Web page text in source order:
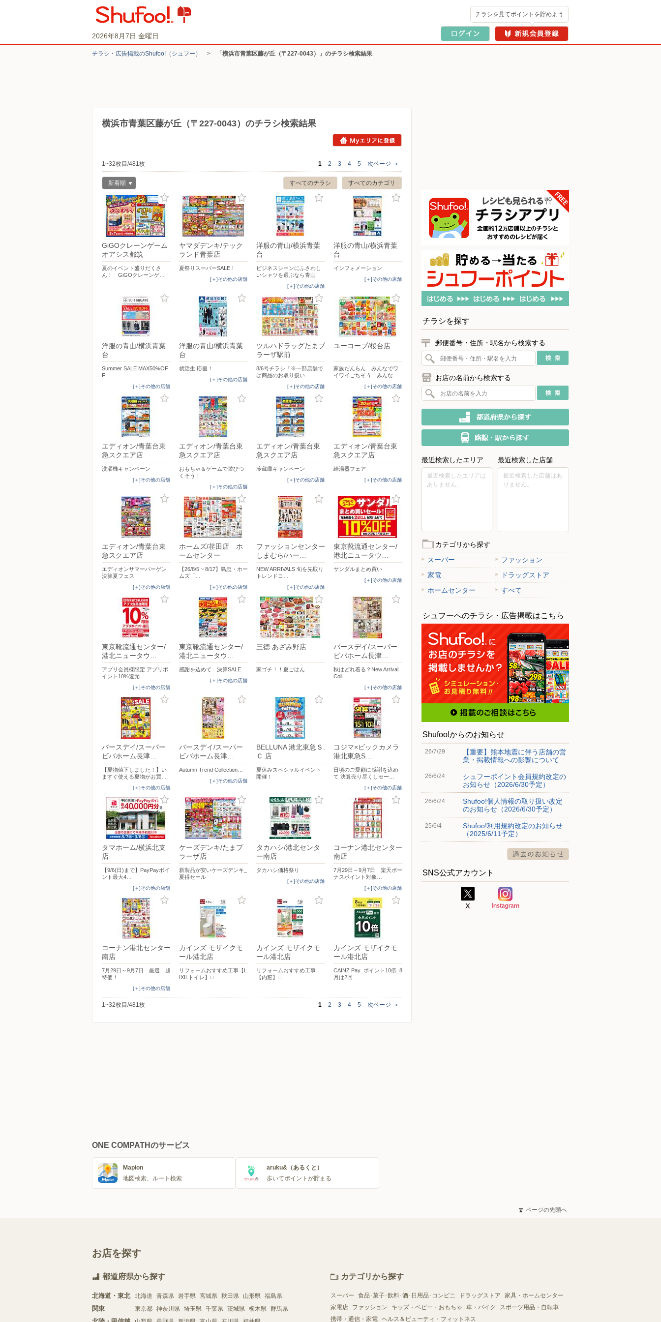
2026年8月7日 金曜日
チラシを見てポイントを貯めよう
チラシ・​広告掲載の​Shufoo!​（シュフー） > 「横浜市青葉区藤が丘（〒227-0043）」のチラシ検索結果
横浜市青葉区藤が丘（〒227-0043）のチラシ検索結果
1~32枚目/481枚 1 2 3 4 5 次ページ ＞
すべてのカテゴリ
すべてのチラシ
新着順
GiGOクレーンゲーム
オアシス都筑
夏のイベント盛りだくさ
ん！ GiGOクレーンゲ…
ヤマダデンキ/テック
ランド青葉店
夏祭りスーパーSALE！
[＋]その他の店舗
洋服の青山/横浜青葉
台
ビジネスシーンにふさわし
いシャツを選ぶなら青山
[＋]その他の店舗
洋服の青山/横浜青葉
台
インフォメーション
[＋]その他の店舗
洋服の青山/横浜青葉
台
Summer SALE MAX50%OF
F
[＋]その他の店舗
洋服の青山/横浜青葉
台
就活生 応援！
[＋]その他の店舗
ツルハドラッグたまプ
ラーザ駅前
8/6号チラシ「※一部店舗で
は商品のお取り扱い…
[＋]その他の店舗
ユーコープ/桜台店
家族だんらん みんなでワ
イワイごちそう みんな…
[＋]その他の店舗
エディオン/青葉台東
急スクエア店
洗濯機キャンペーン
[＋]その他の店舗
エディオン/青葉台東
急スクエア店
おもちゃ＆ゲームで遊びつ
くそう！
[＋]その他の店舗
エディオン/青葉台東
急スクエア店
冷蔵庫キャンペーン
[＋]その他の店舗
エディオン/青葉台東
急スクエア店
給湯器フェア
[＋]その他の店舗
エディオン/青葉台東
急スクエア店
エディオンサマーバーゲン
決算夏フェス!
[＋]その他の店舗
ホームズ/荏田店 ホ
ームセンター
【26/8/5 ~ 8/17】島忠・ホー
ムズ「…
[＋]その他の店舗
ファッションセンター
しまむら/ハー…
NEW ARRIVALS 旬を先取り
トレンドコ…
[＋]その他の店舗
東京靴流通センター/
港北ニュータウ…
サンダルまとめ買い
[＋]その他の店舗
東京靴流通センター/
港北ニュータウ…
アプリ会員様限定 アプリポ
イント10%還元
[＋]その他の店舗
東京靴流通センター/
港北ニュータウ…
感謝を込めて 決算SALE
[＋]その他の店舗
三徳 あざみ野店
家ゴチ！！夏ごはん
バースデイ/スーパー
ビバホーム長津…
秋はどれ着る？New Arrival
Coll…
[＋]その他の店舗
バースデイ/スーパー
ビバホーム長津…
【夏物値下しました！】い
ますぐ使える夏物がお買…
[＋]その他の店舗
バースデイ/スーパー
ビバホーム長津…
Autumn Trend Collection…
[＋]その他の店舗
BELLUNA 港北東急Ｓ.
Ｃ.店
夏休みスペシャルイベント
開催！
コジマ×ビックカメラ
港北東急S.…
日頃のご愛顧に感謝を込め
て 決算売り尽くしセー…
[＋]その他の店舗
タマホーム/横浜北支
店
【9/6(日)まで】PayPayポイ
ント最大4…
[＋]その他の店舗
ケーズデンキ/たまプ
ラーザ店
新製品が安いケーズデンキ_
夏得セール
タカハシ/港北センタ
ー南店
タカハシ価格祭り
[＋]その他の店舗
コーナン港北センター
南店
7月29日～9月7日 楽天ボー
ナスポイント対象…
[＋]その他の店舗
コーナン港北センター
南店
7月29日～9月7日 厳選 超
特価！
[＋]その他の店舗
カインズ モザイクモ
ール港北店
リフォームおすすめ工事【L
IXILトイレ】□
カインズ モザイクモ
ール港北店
リフォームおすすめ工事
【内窓】□
カインズ モザイクモ
ール港北店
CAINZ Pay_ポイント10倍_8
月は2回…
1~32枚目/481枚 1 2 3 4 5 次ページ ＞
チラシを探す
郵便番号・住所・駅名から検索する
お店の名前から検索する
最近検索したエリア
最近検索したエリアは
ありません。
最近検索した店舗
最近検索した店舗はあ
りません。
カテゴリから探す
スーパー
ファッション
家電
ドラッグストア
ホームセンター
すべて
シュフーへのチラシ・広告掲載はこちら
Shufoo!からのお知らせ
26/7/29
【重要】熊本地震に伴う店舗の営
業・掲載情報への影響について
26/6/24
シュフーポイント会員規約改定の
お知らせ（2026/6/30予定）
26/6/24
Shufoo!個人情報の取り扱い改定
のお知らせ（2026/6/30予定）
25/6/4
Shufoo!利用規約改定のお知らせ
（2025/6/11予定）
SNS公式アカウント
ONE COMPATHのサービス
Mapion
地図検索、ルート検索
aruku&（あるくと）
歩いてポイントが貯まる
ページの先頭へ
お店を探す
都道府県から探す
北海道・東北 北海道 青森県 岩手県 宮城県 秋田県 山形県 福島県
関東 東京都 神奈川県 埼玉県 千葉県 茨城県 栃木県 群馬県
カテゴリから探す
スーパー 食品･菓子･飲料･酒･日用品･コンビニ ドラッグストア
家具・ホームセンター
家電店
ファッション キッズ・ベビー・おもちゃ 車・バイク
スポーツ用品・自転車
携帯・通信・家電 ヘルス＆ビューティ・フィットネス